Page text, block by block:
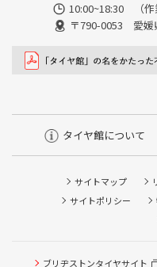
10:00~18:30 （作
〒790-0053 愛媛
タイヤ館について
サイトマップ
サイトポリシー
ブリヂストンタイヤサイト